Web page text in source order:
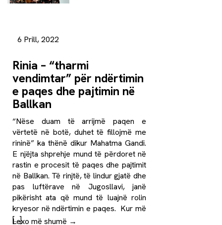
6 Prill, 2022
Rinia – “tharmi
vendimtar” për ndërtimin
e paqes dhe pajtimin në
Ballkan
“Nëse duam të arrijmë paqen e
vërtetë në botë, duhet të fillojmë me
rininë” ka thënë dikur Mahatma Gandi.
E njëjta shprehje mund të përdoret në
rastin e procesit të paqes dhe pajtimit
në Ballkan. Të rinjtë, të lindur gjatë dhe
pas luftërave në Jugosllavi, janë
pikërisht ata që mund të luajnë rolin
kryesor në ndërtimin e paqes. Kur më
[…]
Lexo më shumë →